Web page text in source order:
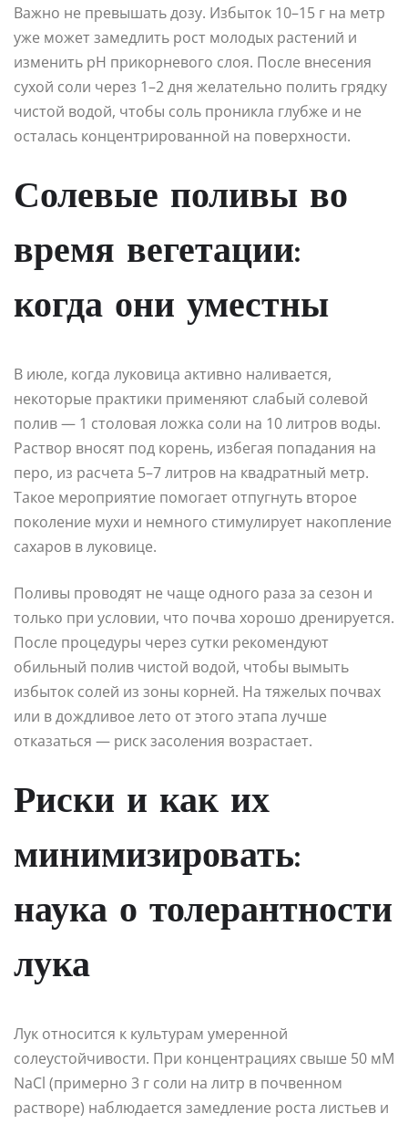
Важно не превышать дозу. Избыток 10–15 г на метр
уже может замедлить рост молодых растений и
изменить pH прикорневого слоя. После внесения
сухой соли через 1–2 дня желательно полить грядку
чистой водой, чтобы соль проникла глубже и не
осталась концентрированной на поверхности.
Солевые поливы во
время вегетации:
когда они уместны
В июле, когда луковица активно наливается,
некоторые практики применяют слабый солевой
полив — 1 столовая ложка соли на 10 литров воды.
Раствор вносят под корень, избегая попадания на
перо, из расчета 5–7 литров на квадратный метр.
Такое мероприятие помогает отпугнуть второе
поколение мухи и немного стимулирует накопление
сахаров в луковице.
Поливы проводят не чаще одного раза за сезон и
только при условии, что почва хорошо дренируется.
После процедуры через сутки рекомендуют
обильный полив чистой водой, чтобы вымыть
избыток солей из зоны корней. На тяжелых почвах
или в дождливое лето от этого этапа лучше
отказаться — риск засоления возрастает.
Риски и как их
минимизировать:
наука о толерантности
лука
Лук относится к культурам умеренной
солеустойчивости. При концентрациях свыше 50 мМ
NaCl (примерно 3 г соли на литр в почвенном
растворе) наблюдается замедление роста листьев и